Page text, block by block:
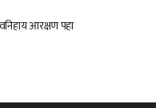
आरक्षण पहा